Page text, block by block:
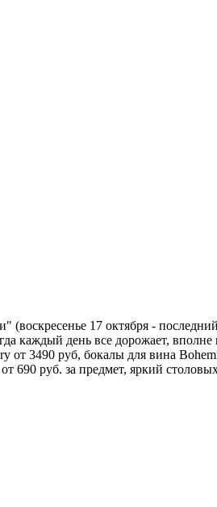
17 октября -
каждый день все дорожает,
3490 руб, бокалы для вина
690 руб. за предмет, яркий